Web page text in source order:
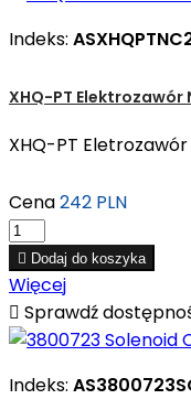
Indeks:
XHQ-PT Elektrozawór
XHQ-PT Eletrozawór
Cena242 PLN
 Dodaj do koszyka
Więcej
 Sprawdź
Indeks: